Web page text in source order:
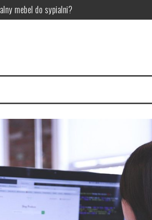
mebel do sypialni?
samochodu
ten gatunek gier jest tak popularny?
w przemyśle technologicznym